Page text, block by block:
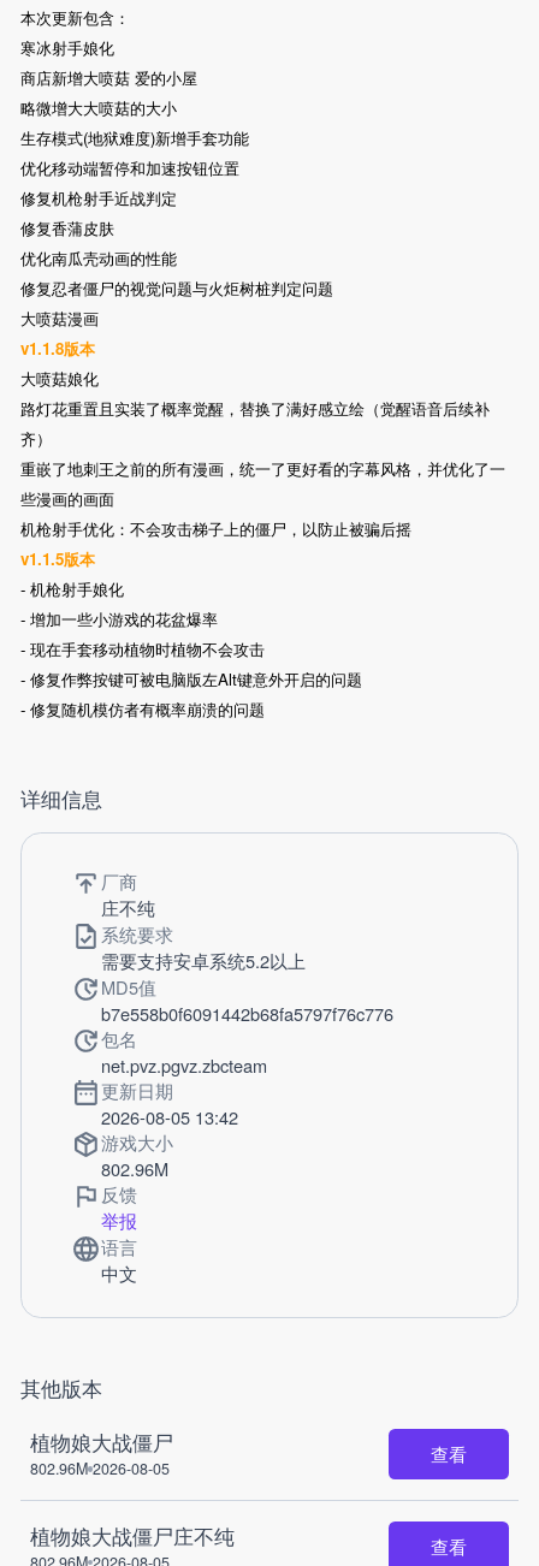
本次更新包含：
寒冰射手娘化
商店新增大喷菇 爱的小屋
略微增大大喷菇的大小
生存模式(地狱难度)新增手套功能
优化移动端暂停和加速按钮位置
修复机枪射手近战判定
修复香蒲皮肤
优化南瓜壳动画的性能
修复忍者僵尸的视觉问题与火炬树桩判定问题
大喷菇漫画
v1.1.8版本
大喷菇娘化
路灯花重置且实装了概率觉醒，替换了满好感立绘（觉醒语音后续补
齐）
重嵌了地刺王之前的所有漫画，统一了更好看的字幕风格，并优化了一
些漫画的画面
机枪射手优化：不会攻击梯子上的僵尸，以防止被骗后摇
v1.1.5版本
- 机枪射手娘化
- 增加一些小游戏的花盆爆率
- 现在手套移动植物时植物不会攻击
- 修复作弊按键可被电脑版左Alt键意外开启的问题
- 修复随机模仿者有概率崩溃的问题
详细信息
厂商
庄不纯
系统要求
需要支持安卓系统5.2以上
MD5值
b7e558b0f6091442b68fa5797f76c776
包名
net.pvz.pgvz.zbcteam
更新日期
2026-08-05 13:42
游戏大小
802.96M
反馈
举报
语言
中文
其他版本
植物娘大战僵尸
802.96M 2026-08-05
查看
植物娘大战僵尸庄不纯 查看